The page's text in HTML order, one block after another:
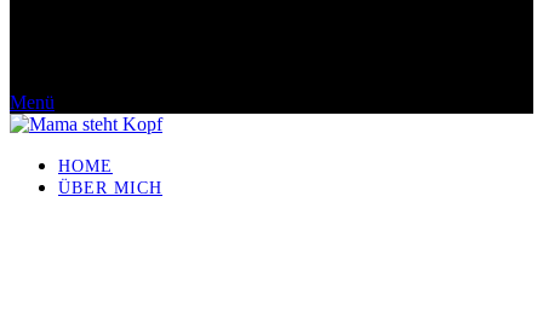
Menü
HOME
ÜBER MICH